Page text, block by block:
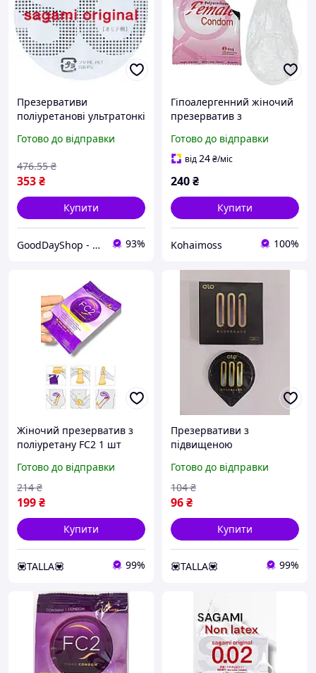
Презервативи
поліуретанові ультратонкі
відчуття та комфорт.
Готово до відправки
353₴
476.55 ₴
Купити
GoodDayShop - Онлайн магазин різноманітних товарів 93%
Гіпоалергенний жіночий
презерватив з
Female 1 шт.
Готово до відправки
від24₴/міс
240₴
Купити
Kohaimoss 100%
Жіночий презерватив з
поліуретану FC2 1 шт
Готово до відправки
199₴
214 ₴
Купити
💟TALLA💟 99%
Презервативи з
підвищеною
поліуретанові OLO 001 1
штука Talla
Готово до відправки
96₴
104 ₴
Купити
💟TALLA💟 99%